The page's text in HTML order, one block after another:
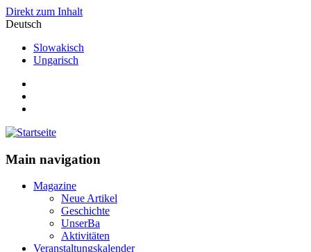
Direkt zum Inhalt
Deutsch
Slowakisch
Ungarisch
Main navigation
Magazine
Neue Artikel
Geschichte
UnserBa
Aktivitäten
Veranstaltungskalender